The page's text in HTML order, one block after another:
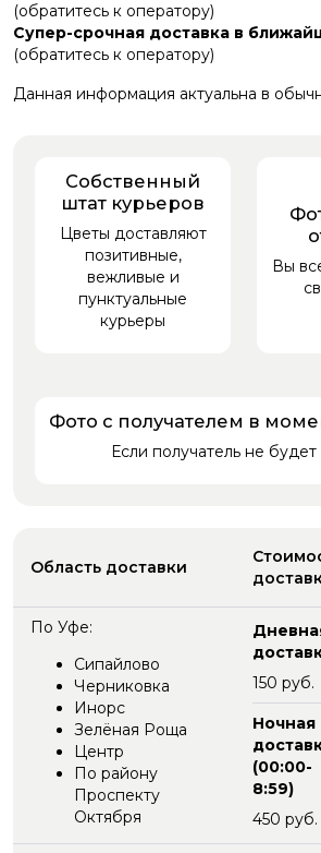
(обратитесь к оператору)
Супер-срочная доставка в
(обратитесь к оператору)
Данная информация актуальна в
Собственный
штат курьеров
Цветы доставляют
позитивные,
вежливые и
пунктуальные
курьеры
Вы
Фото с получателем в
Если получатель не будет
Область доставки
По Уфе:
Сипайлово
Черниковка
Инорс
Зелёная Роща
Центр
По району
Проспекту
Октября
150 руб.
Ночная
(00:00-
8:59)
450 руб.